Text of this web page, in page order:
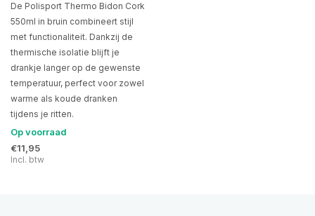
De Polisport Thermo Bidon Cork
550ml in bruin combineert stijl
met functionaliteit. Dankzij de
thermische isolatie blijft je
drankje langer op de gewenste
temperatuur, perfect voor zowel
warme als koude dranken
tijdens je ritten.
Op voorraad
€11,95
Incl. btw